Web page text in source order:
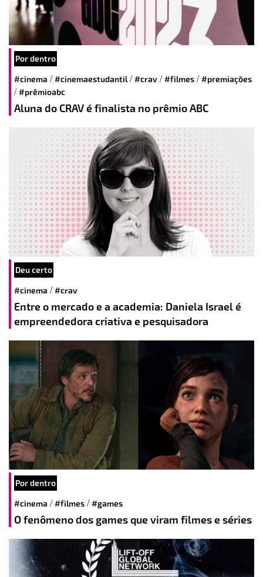
Por dentro
#cinema /#cinemaestudantil/#crav /#filmes /#premiações
/#prêmioabc
Aluna do CRAV é finalista no prêmio ABC
Deu certo
#cinema /#crav
Entre o mercado e a academia: Daniela Israel é
empreendedora criativa e pesquisadora
Por dentro
#cinema /#filmes /#games
O fenômeno dos games que viram filmes e séries